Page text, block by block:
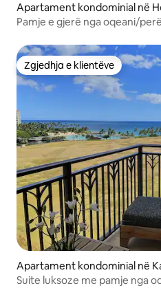
Apartament kondominial në
Pamje e gjerë nga oqeani/
Zgjedhja e klientëve
Zgjedhja e klientëve
Apartament kondominial në
Suite luksoze me pamje nga